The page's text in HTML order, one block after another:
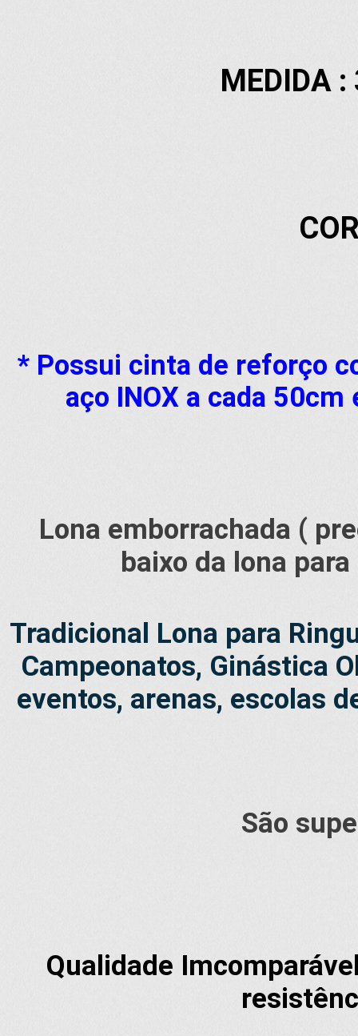
MEDIDA
* Possui cinta de reforço
aço INOX a cada
Lona emborrachada (
baixo da lona
Tradicional Lona para
Campeonatos, Ginástica
eventos, arenas, escolas
São
Qualidade